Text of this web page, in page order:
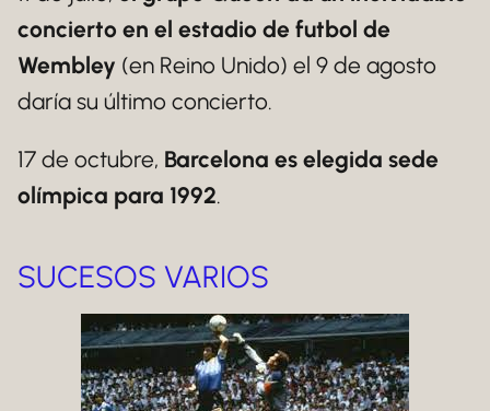
concierto en el estadio de futbol de
Wembley (en Reino Unido) el 9 de agosto
daría su último concierto.
17 de octubre, Barcelona es elegida sede
olímpica para 1992.
SUCESOS VARIOS